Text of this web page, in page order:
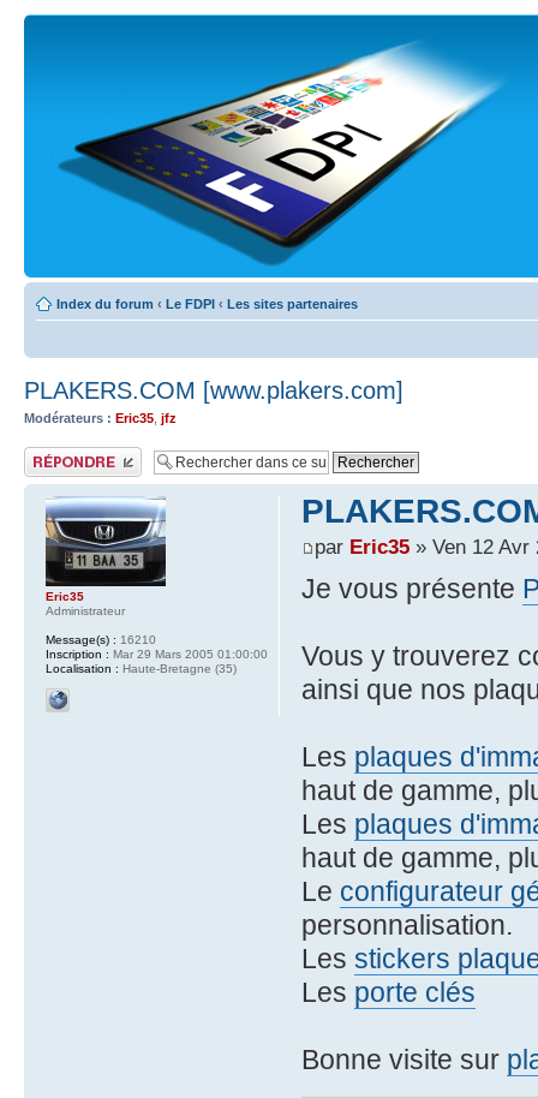
Index du forum ‹ Le FDPI ‹ Les sites partenaires
PLAKERS.COM [www.plakers.com]
Modérateurs : Eric35 jfz
Publier une réponse
par Eric35» Ven 12 Avr
Je vous présente
Vous y trouverez
ainsi que nos
Les plaques
haut de gamme,
Les plaques
haut de gamme,
Le configurateur
personnalisation.
Les stickers
Les porte clés
Bonne visite sur
Eric35
Administrateur
Message(s) : 16210
Inscription : Mar 29 Mars 2005 01:00:00
Localisation : Haute-Bretagne (35)